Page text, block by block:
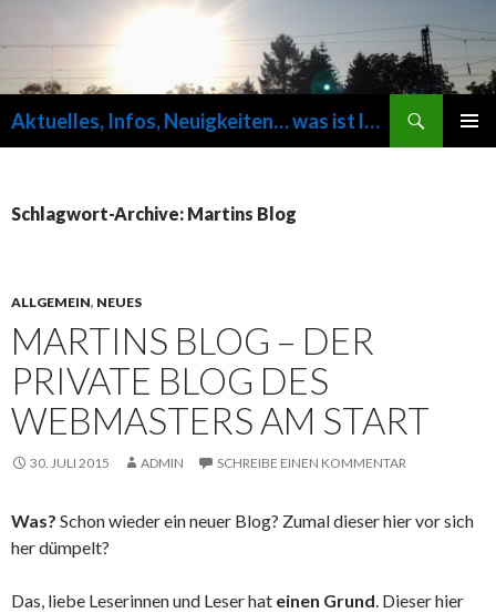
Aktuelles, Infos, Neuigkeiten… was ist los auf fuersvolk.de ?
Schlagwort-Archive: Martins Blog
ALLGEMEIN, NEUES
MARTINS BLOG – DER
PRIVATE BLOG DES
WEBMASTERS AM START
30. JULI 2015 ADMIN SCHREIBE EINEN KOMMENTAR
Was? Schon wieder ein neuer Blog? Zumal dieser hier vor sich
her dümpelt?
Das, liebe Leserinnen und Leser hat einen Grund. Dieser hier